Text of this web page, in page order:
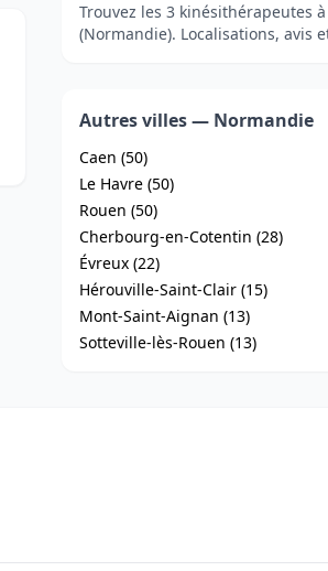
Trouvez les 3 kinésithérapeutes à
(Normandie). Localisations, avis
Autres villes — Normandie
Caen (50)
Le Havre (50)
Rouen (50)
Cherbourg-en-Cotentin (28)
Évreux (22)
Hérouville-Saint-Clair (15)
Mont-Saint-Aignan (13)
Sotteville-lès-Rouen (13)